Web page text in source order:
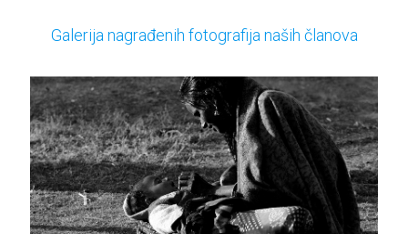
Galerija nagrađenih fotografija naših članova